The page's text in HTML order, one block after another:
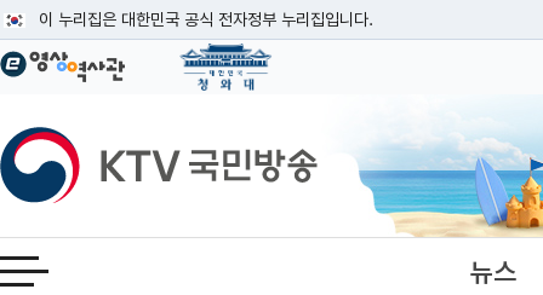
이 누리집은 대한민국 공식 전자정부 누리집입니다.
공식 누리집 주소 확인하기
이밖에 or.kr 또는 .kr등 다른 도메인 주소를 사용하고 있다면 아래 URL에서
운영중인 공식 누리집보기
KTV국민방송
전체메뉴 열기 뉴스
본문